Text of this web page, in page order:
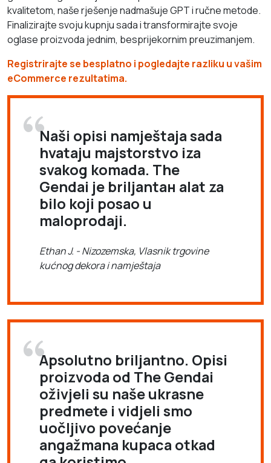
kvalitetom, naše rješenje nadmašuje GPT i ručne metode.
Finalizirajte svoju kupnju sada i transformirajte svoje
oglase proizvoda jednim, besprijekornim preuzimanjem.
Registrirajte se besplatno i pogledajte razliku u vašim
eCommerce rezultatima.
Naši opisi namještaja sada
hvataju majstorstvo iza
svakog komada. The
Gendai je briljantан alat za
bilo koji posao u
maloprodaji.
Ethan J. - Nizozemska, Vlasnik trgovine
kućnog dekora i namještaja
Apsolutno briljantno. Opisi
proizvoda od The Gendai
oživjeli su naše ukrasne
predmete i vidjeli smo
uočljivo povećanje
angažmana kupaca otkad